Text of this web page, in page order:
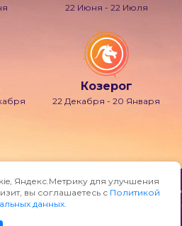
22 Июня - 22 Июля
Козерог
22 Декабря - 20 Января
под именами Гипнос, Морфей,
Яндекс.Метрику для улучшения
вы соглашаетесь с Политикой
данных.